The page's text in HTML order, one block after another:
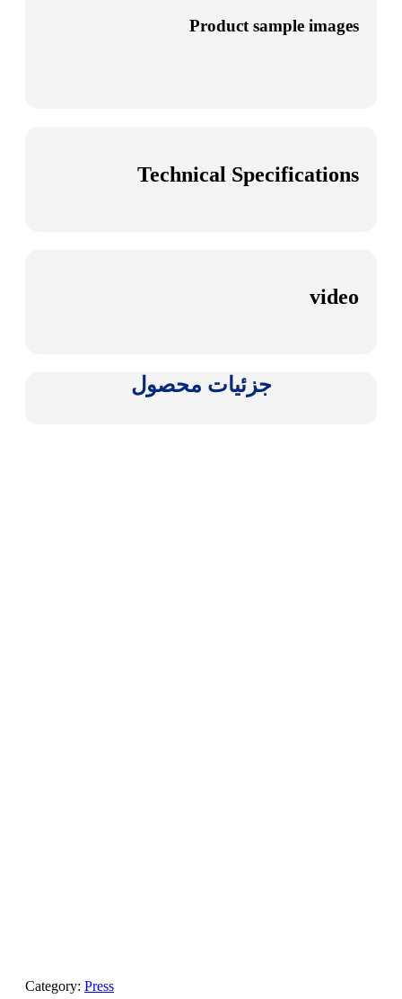
Product sample images
Technical Specifications
video
جزئیات محصول
Category: Press